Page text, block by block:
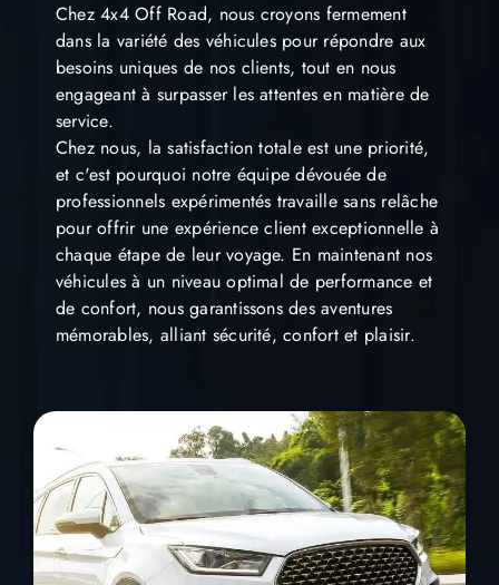
Chez 4x4 Off Road, nous croyons fermement
dans la variété des véhicules pour répondre aux
besoins uniques de nos clients, tout en nous
engageant à surpasser les attentes en matière de
service.
Chez nous, la satisfaction totale est une priorité,
et c'est pourquoi notre équipe dévouée de
professionnels expérimentés travaille sans relâche
pour offrir une expérience client exceptionnelle à
chaque étape de leur voyage. En maintenant nos
véhicules à un niveau optimal de performance et
de confort, nous garantissons des aventures
mémorables, alliant sécurité, confort et plaisir.